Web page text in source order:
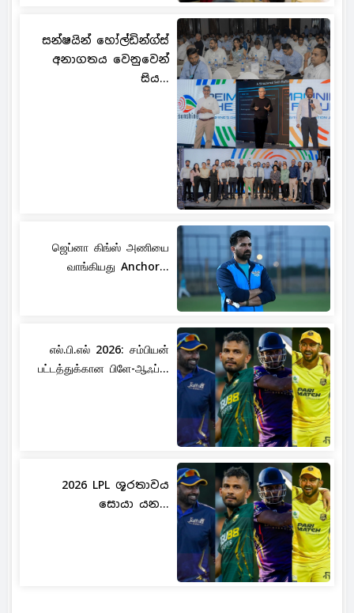
සන්ෂයින් හෝල්ඩින්ග්ස්
අනාගතය වෙනුවෙන්
සිය...
ஜெப்னா கிங்ஸ் அணியை
வாங்கியது Anchor...
எல்.பி.எல் 2026: சம்பியன்
பட்டத்துக்கான பிளே-ஆஃப்...
2026 LPL ශූරතාවය
සොයා යන...